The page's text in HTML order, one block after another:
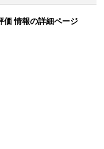
価 情報の詳細ページ